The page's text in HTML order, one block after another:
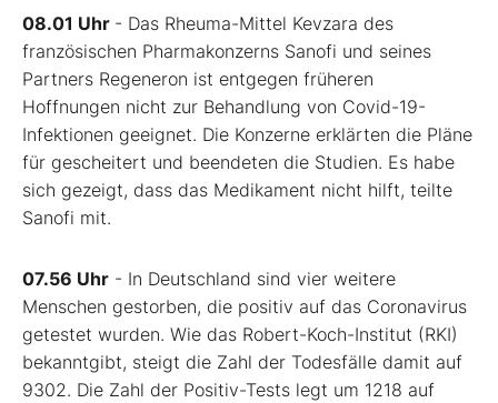
08.01 Uhr - Das Rheuma-Mittel Kevzara des
französischen Pharmakonzerns Sanofi und seines
Partners Regeneron ist entgegen früheren
Hoffnungen nicht zur Behandlung von Covid-19-
Infektionen geeignet. Die Konzerne erklärten die Pläne
für gescheitert und beendeten die Studien. Es habe
sich gezeigt, dass das Medikament nicht hilft, teilte
Sanofi mit.
07.56 Uhr - In Deutschland sind vier weitere
Menschen gestorben, die positiv auf das Coronavirus
getestet wurden. Wie das Robert-Koch-Institut (RKI)
bekanntgibt, steigt die Zahl der Todesfälle damit auf
9302. Die Zahl der Positiv-Tests legt um 1218 auf